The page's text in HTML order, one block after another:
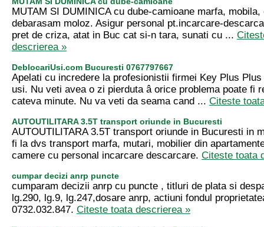
MUTAM SI DUMINICA cu dube-camioane marfa,
debarasam moloz. Asigur personal pt.incarcare-
pret de criza, atat in Buc cat si-n tara, sunati cu ...
descrierea »
DeblocariUsi.com Bucuresti 0767797667
Apelati cu incredere la profesionistii firmei Key Plus
usi. Nu veti avea o zi pierduta â orice problema poate fi
cateva minute. Nu va veti da seama cand ... Citeste
AUTOUTILITARA 3.5T transport oriunde in Bucuresti
AUTOUTILITARA 3.5T transport oriunde in Bucuresti in
fi la dvs transport marfa, mutari, mobilier din
camere cu personal incarcare descarcare. Citeste toata
cumpar decizi anrp puncte
cumparam decizii anrp cu puncte , titluri de plata si
lg.290, lg.9, lg.247,dosare anrp, actiuni fondul
0732.032.847. Citeste toata descrierea »